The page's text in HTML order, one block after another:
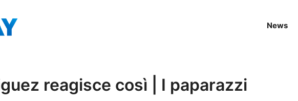
News
reagisce così | I paparazzi